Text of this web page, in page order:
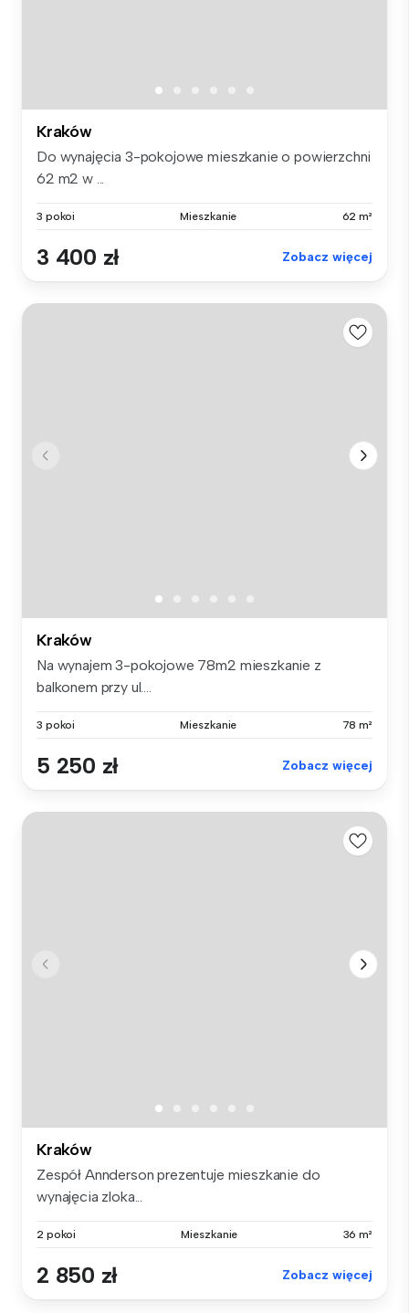
Kraków
Do wynajęcia 3-pokojowe mieszkanie o powierzchni
62 m2 w ...
3 pokoi Mieszkanie 62 m²
3 400 zł Zobacz więcej
Kraków
Na wynajem 3-pokojowe 78m2 mieszkanie z
balkonem przy ul....
3 pokoi Mieszkanie 78 m²
5 250 zł Zobacz więcej
Kraków
Zespół Annderson prezentuje mieszkanie do
wynajęcia zloka...
2 pokoi Mieszkanie 36 m²
2 850 zł Zobacz więcej